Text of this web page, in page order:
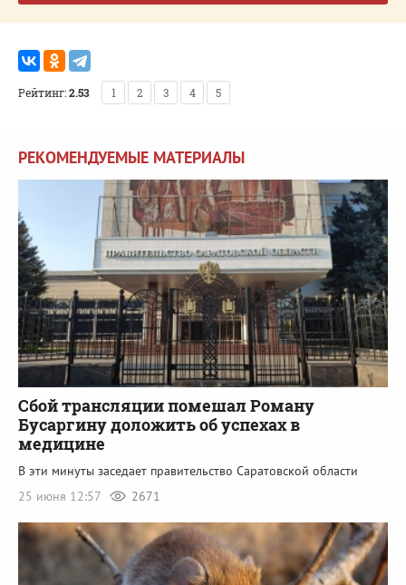
Рейтинг:2.53 1 2 3 4 5
РЕКОМЕНДУЕМЫЕ МАТЕРИАЛЫ
Сбой трансляции помешал Роману
Бусаргину доложить об успехах в
медицине
В эти минуты заседает правительство Саратовской области
25 июня 12:57
2671